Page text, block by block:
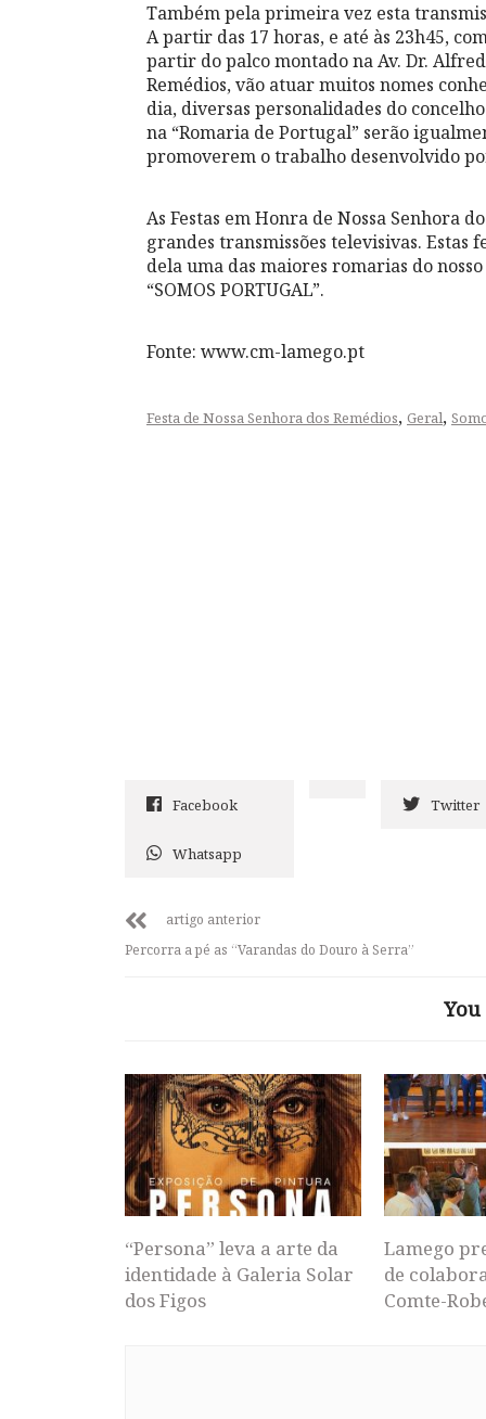
Também pela primeira vez esta
A partir das 17 horas, e até às 23h45,
partir do palco montado na Av. Dr.
Remédios, vão atuar muitos nomes
dia, diversas personalidades do
na “Romaria de Portugal” serão
promoverem o trabalho desenvolvido
As Festas em Honra de Nossa Senhora
grandes transmissões televisivas. Estas
dela uma das maiores romarias do
“SOMOS PORTUGAL”.
Fonte: www.cm-lamego.pt
Festa de Nossa Senhora dos Remédios, Geral,
Facebook Twitter
Whatsapp
artigo anterior
Percorra a pé as “Varandas do Douro à Serra”
“Persona” leva a arte da
identidade à Galeria Solar
dos Figos
Lamego
de
Comte-